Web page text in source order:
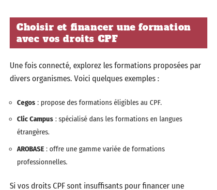
Choisir et financer une formation
avec vos droits CPF
Une fois connecté, explorez les formations proposées par
divers organismes. Voici quelques exemples :
Cegos : propose des formations éligibles au CPF.
Clic Campus : spécialisé dans les formations en langues
étrangères.
AROBASE : offre une gamme variée de formations
professionnelles.
Si vos droits CPF sont insuffisants pour financer une